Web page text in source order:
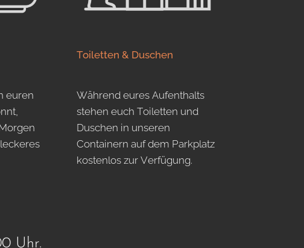
euren
Toiletten & Duschen
Während eures Aufenthalts
stehen euch Toiletten und
Duschen in unseren
Containern auf dem Parkplatz
kostenlos zur Verfügung.
Uhr.